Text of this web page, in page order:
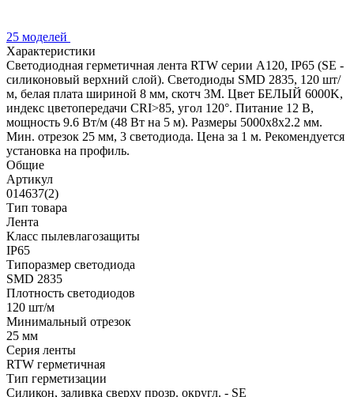
25 моделей
Характеристики
Светодиодная герметичная лента RTW серии A120, IP65 (SE -
силиконовый верхний слой). Светодиоды SMD 2835, 120 шт/
м, белая плата шириной 8 мм, скотч 3M. Цвет БЕЛЫЙ 6000K,
индекс цветопередачи CRI>85, угол 120°. Питание 12 В,
мощность 9.6 Вт/м (48 Вт на 5 м). Размеры 5000x8x2.2 мм.
Мин. отрезок 25 мм, 3 светодиода. Цена за 1 м. Рекомендуется
установка на профиль.
Общие
Артикул
014637(2)
Тип товара
Лента
Класс пылевлагозащиты
IP65
Типоразмер светодиода
SMD 2835
Плотность светодиодов
120 шт/м
Минимальный отрезок
25 мм
Серия ленты
RTW герметичная
Тип герметизации
Силикон, заливка сверху прозр. округл. - SE